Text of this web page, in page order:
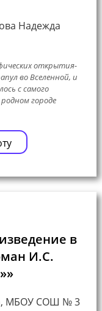
Надежда
открытия-
во Вселенной, и
с самого
городе
в
И.С.
МБОУ СОШ № 3